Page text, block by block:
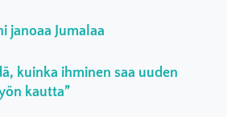
janoaa Jumalaa
kuinka ihminen saa uuden
kautta”